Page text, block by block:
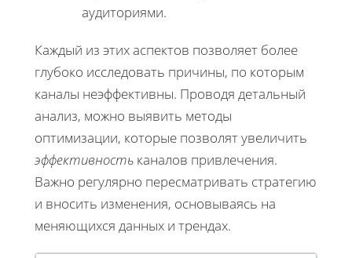
аудиториями.
Каждый из этих аспектов позволяет более
глубоко исследовать причины, по которым
каналы неэффективны. Проводя детальный
анализ, можно выявить методы
оптимизации, которые позволят увеличить
эффективность каналов привлечения.
Важно регулярно пересматривать стратегию
и вносить изменения, основываясь на
меняющихся данных и трендах.